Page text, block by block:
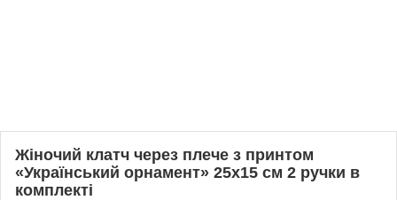
Жіночий клатч через плече з принтом
«Український орнамент» 25х15 см 2 ручки в
комплекті